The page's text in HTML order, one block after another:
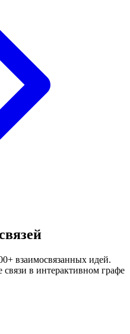
взаимосвязанных идей.
в интерактивном графе